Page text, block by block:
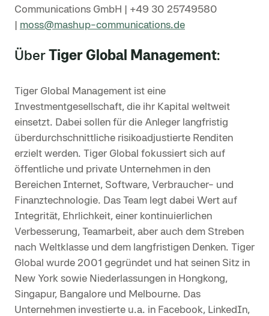
Communications GmbH | +49 30 25749580
| moss@mashup-communications.de
ÜberTiger Global Management:
Tiger Global Management ist eine
Investmentgesellschaft, die ihr Kapital weltweit
einsetzt. Dabei sollen für die Anleger langfristig
überdurchschnittliche risikoadjustierte Renditen
erzielt werden. Tiger Global fokussiert sich auf
öffentliche und private Unternehmen in den
Bereichen Internet, Software, Verbraucher- und
Finanztechnologie. Das Team legt dabei Wert auf
Integrität, Ehrlichkeit, einer kontinuierlichen
Verbesserung, Teamarbeit, aber auch dem Streben
nach Weltklasse und dem langfristigen Denken. Tiger
Global wurde 2001 gegründet und hat seinen Sitz in
New York sowie Niederlassungen in Hongkong,
Singapur, Bangalore und Melbourne. Das
Unternehmen investierte u.a. in Facebook, LinkedIn,